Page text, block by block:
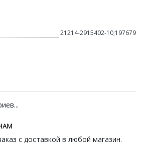
21214-2915402-10;197679
с доставкой в любой магазин.